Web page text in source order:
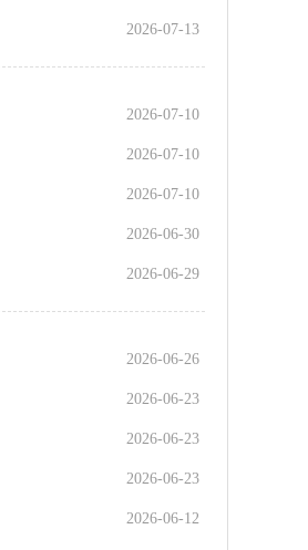
2026-07-13
2026-07-10
2026-07-10
2026-07-10
2026-06-30
2026-06-29
2026-06-26
2026-06-23
2026-06-23
2026-06-23
2026-06-12